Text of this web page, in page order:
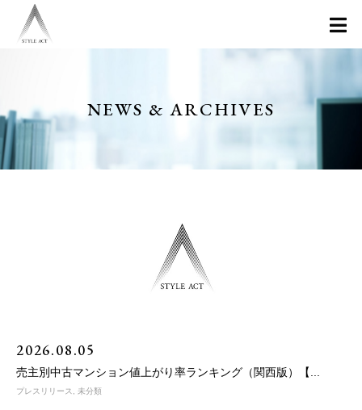
NEWS & ARCHIVES
2026.08.05
売主別中古マンション値上がり率ランキング（関西版）【...
プレスリリース 未分類